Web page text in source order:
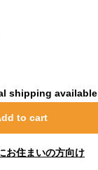
shipping available
to cart
お住まいの方向け